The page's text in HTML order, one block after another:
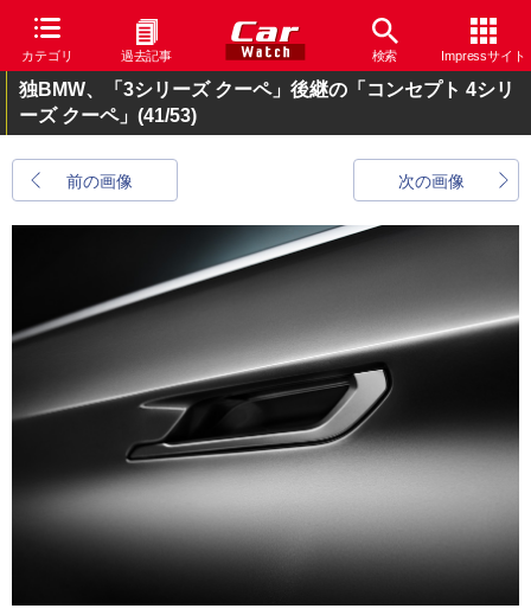
カテゴリ 過去記事 検索 Impressサイト
独BMW、「3シリーズ クーペ」後継の「コンセプト 4シリ
ーズ クーペ」 (41/53)
前の画像 次の画像